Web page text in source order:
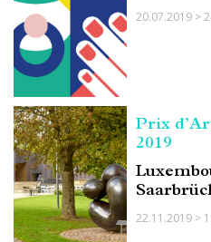
20.07.2019 >
Prix
2019
22.11.2019 >